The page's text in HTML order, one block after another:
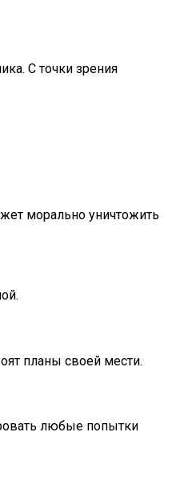
С точки зрения
морально уничтожить
планы своей мести.
любые попытки